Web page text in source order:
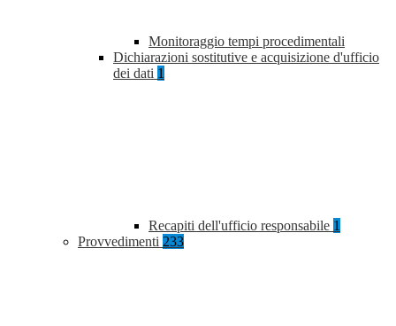
Monitoraggio tempi procedimentali
Dichiarazioni sostitutive e acquisizione d'ufficio
dei dati 1
Recapiti dell'ufficio responsabile 1
Provvedimenti 233